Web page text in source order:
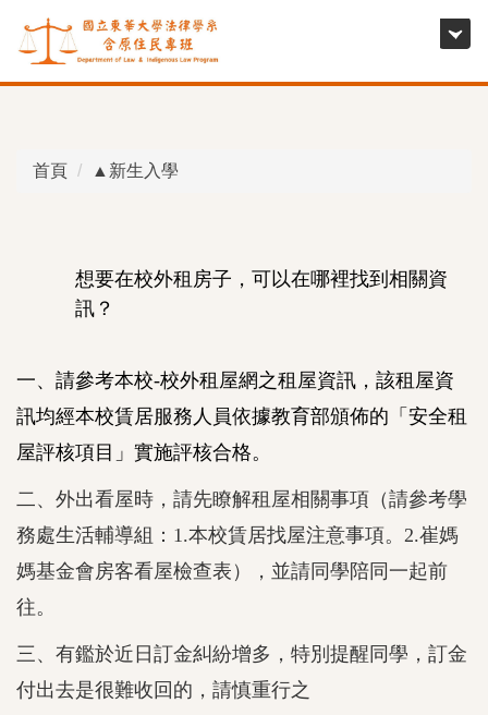
到
首頁 ▲新生入學
想要在校外租房子，可以在哪裡找到相關資
訊？
一、請參考本校-校外租屋網之租屋資訊，該租屋資
訊均經本校賃居服務人員依據教育部頒佈的「安全租
屋評核項目」實施評核合格。
二、外出看屋時，請先瞭解租屋相關事項（請參考學
務處生活輔導組：1.本校賃居找屋注意事項。2.崔媽
媽基金會房客看屋檢查表），並請同學陪同一起前
往。
三、有鑑於近日訂金糾紛增多，特別提醒同學，訂金
付出去是很難收回的，請慎重行之